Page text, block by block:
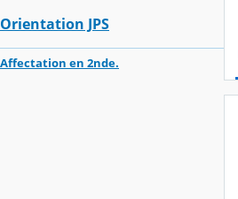
Orientation JPS
Affectation en 2nde.